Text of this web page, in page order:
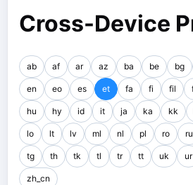
Cross-Device
ab af ar az ba be bg
en eo es et fa fi fil
hu hy id it ja ka kk
lo lt lv ml nl pl ro ru
tg th tk tl tr tt uk ur
zh_cn